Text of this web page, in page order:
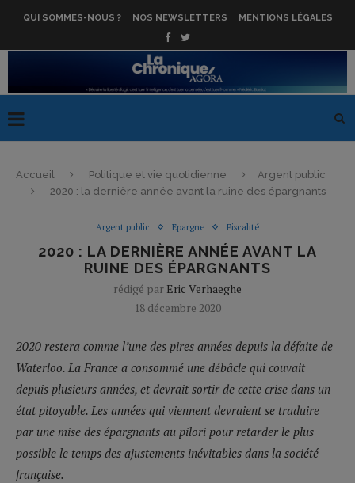
QUI SOMMES-NOUS ? NOS NEWSLETTERS MENTIONS LÉGALES
Accueil Politique et vie quotidienne
Argent public
2020 : la dernière année avant la ruine des épargnants
Argent public Epargne Fiscalité
2020 : LA DERNIÈRE ANNÉE AVANT LA
RUINE DES ÉPARGNANTS
rédigé par Eric Verhaeghe
18 décembre 2020
2020 restera comme l’une des pires années depuis la défaite de
Waterloo. La France a consommé une débâcle qui couvait
depuis plusieurs années, et devrait sortir de cette crise dans un
état pitoyable. Les années qui viennent devraient se traduire
par une mise des épargnants au pilori pour retarder le plus
possible le temps des ajustements inévitables dans la société
française.